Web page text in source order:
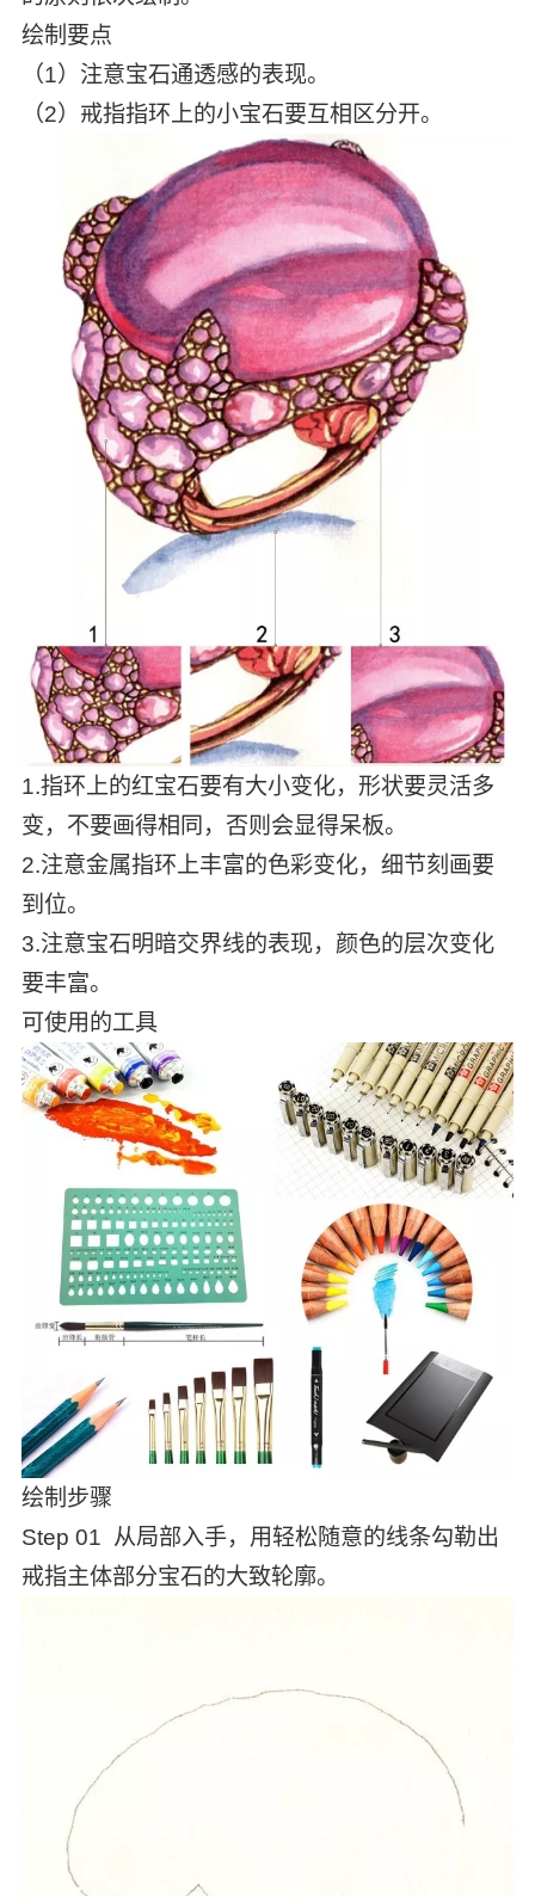
绘制要点
（1）注意宝石通透感的表现。
（2）戒指指环上的小宝石要互相区分开。
1.指环上的红宝石要有大小变化，形状要灵活多
变，不要画得相同，否则会显得呆板。
2.注意金属指环上丰富的色彩变化，细节刻画要
到位。
3.注意宝石明暗交界线的表现，颜色的层次变化
要丰富。
可使用的工具
绘制步骤
Step 01 从局部入手，用轻松随意的线条勾勒出
戒指主体部分宝石的大致轮廓。